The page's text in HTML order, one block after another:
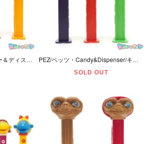
PEZ/ペッツ・キャンディー＆ディスペンサー・Glowing Ghosts/グロウイングゴースト・蓄光 「スライミーシド・ノーティーネイル・ハッピーヘンリー・ポーリーパンプキン」 4本セット PEZ/ペッツ・Candy&Dispenser/キャンディー＆ディスペンサー・Halloween/ハロウィン 「ドクタースカル・ウィッチ・ジャックオーランタン(パンプキン/かぼちゃ)」 3本セット
SOLD OUT